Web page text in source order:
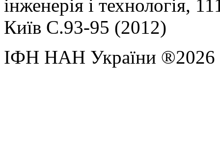
інженерія і технологія,
Київ С.93-95 (2012)
ІФН НАН України ®2026